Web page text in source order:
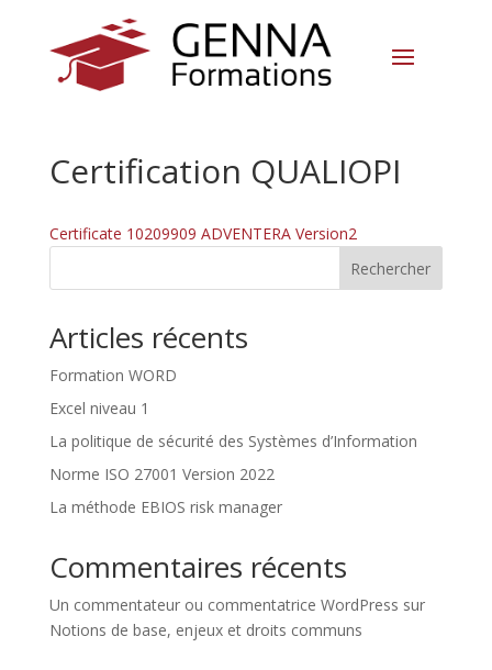
Certification QUALIOPI
Certificate 10209909 ADVENTERA Version2
Rechercher
Articles récents
Formation WORD
Excel niveau 1
La politique de sécurité des Systèmes d’Information
Norme ISO 27001 Version 2022
La méthode EBIOS risk manager
Commentaires récents
Un commentateur ou commentatrice WordPress sur
Notions de base, enjeux et droits communs